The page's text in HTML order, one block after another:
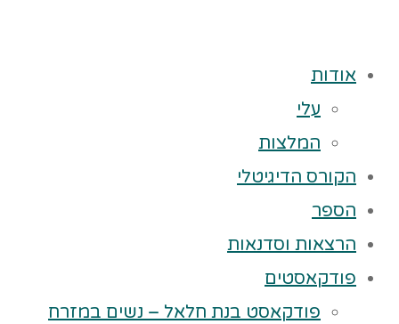
אודות
עלי
המלצות
הקורס הדיגיטלי
הספר
הרצאות וסדנאות
פודקאסטים
פודקאסט בנת חלאל – נשים במזרח